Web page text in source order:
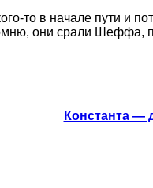
то в начале пути и
они срали Шеффа,
Константа —